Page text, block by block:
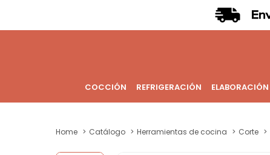
COCCIÓN REFRIGERACIÓN ELABORACIÓN
Home Catálogo Herramientas de cocina Corte